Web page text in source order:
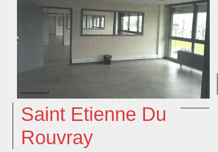
Saint Etienne Du
Rouvray